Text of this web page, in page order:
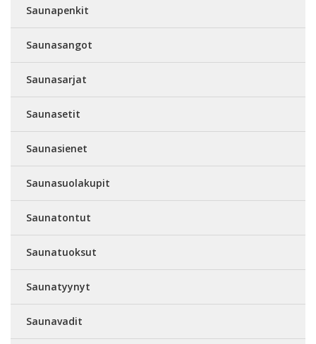
Saunapenkit
Saunasangot
Saunasarjat
Saunasetit
Saunasienet
Saunasuolakupit
Saunatontut
Saunatuoksut
Saunatyynyt
Saunavadit